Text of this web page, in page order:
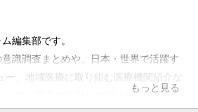
編集部です。
識調査まとめや、日本・世界で活躍す
ー、地域医療に取り組む医療機関紹介な
リアに役立つ情報をお届けしています。
もっと見る